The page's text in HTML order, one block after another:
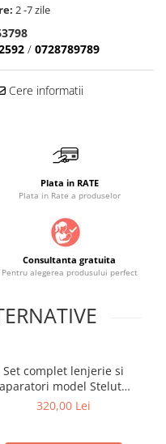
2 -7 zile
/ 0728789789
Cere informatii
Plata in RATE
Plata in Rate a produselor
Consultanta gratuita
Pentru alegerea produsului perfect
Set complet lenjerie si
aparatori model Stelute
bleu patut 120x60 cm
320,00 Lei